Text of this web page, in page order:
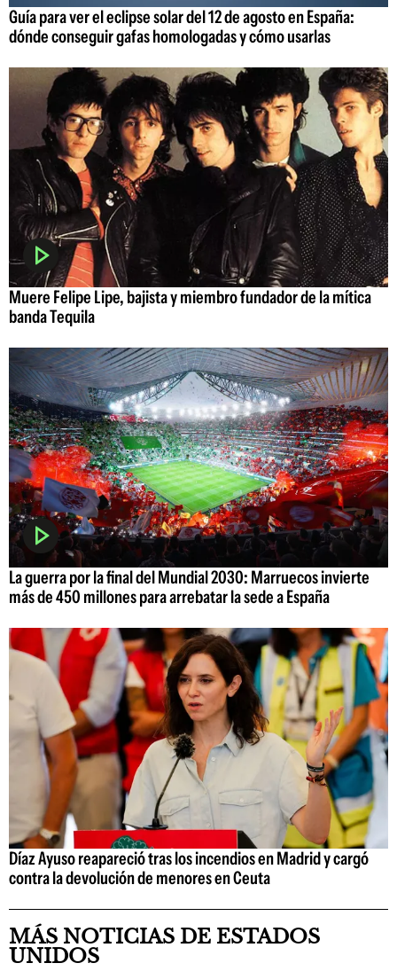
Guía para ver el eclipse solar del 12 de agosto en España:
dónde conseguir gafas homologadas y cómo usarlas
Muere Felipe Lipe, bajista y miembro fundador de la mítica
banda Tequila
La guerra por la final del Mundial 2030: Marruecos invierte
más de 450 millones para arrebatar la sede a España
Díaz Ayuso reapareció tras los incendios en Madrid y cargó
contra la devolución de menores en Ceuta
MÁS NOTICIAS DE ESTADOS
UNIDOS